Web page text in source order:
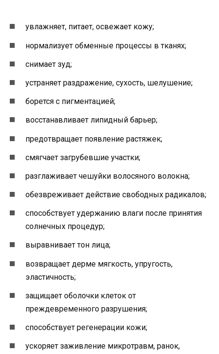
увлажняет, питает, освежает кожу;
нормализует обменные процессы в тканях;
снимает зуд;
устраняет раздражение, сухость, шелушение;
борется с пигментацией;
восстанавливает липидный барьер;
предотвращает появление растяжек;
смягчает загрубевшие участки;
разглаживает чешуйки волосяного волокна;
обезвреживает действие свободных радикалов;
способствует удержанию влаги после принятия
солнечных процедур;
выравнивает тон лица;
возвращает дерме мягкость, упругость,
эластичность;
защищает оболочки клеток от
преждевременного разрушения;
способствует регенерации кожи;
ускоряет заживление микротравм, ранок,